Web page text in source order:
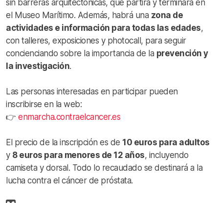
sin barreras arquitectónicas, que partirá y terminará en
el Museo Marítimo. Además, habrá una zona de
actividades e información para todas las edades,
con talleres, exposiciones y photocall, para seguir
concienciando sobre la importancia de la prevención y
la investigación.
Las personas interesadas en participar pueden
inscribirse en la web:
👉 enmarcha.contraelcancer.es
El precio de la inscripción es de 10 euros para adultos
y 8 euros para menores de 12 años, incluyendo
camiseta y dorsal. Todo lo recaudado se destinará a la
lucha contra el cáncer de próstata.